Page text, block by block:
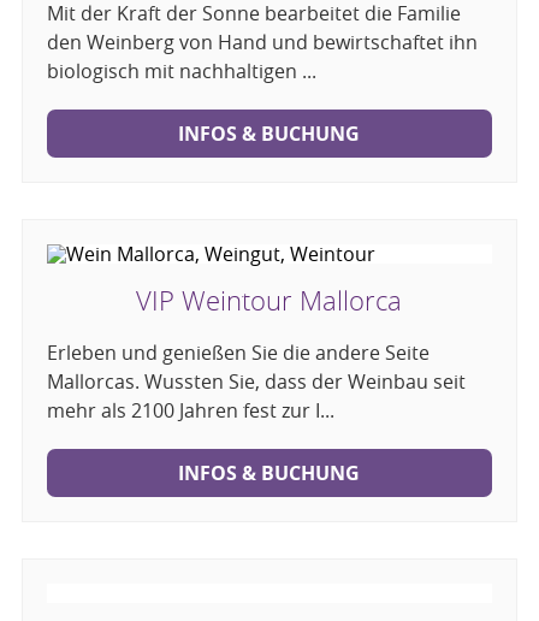
Mit der Kraft der Sonne bearbeitet die Familie
den Weinberg von Hand und bewirtschaftet ihn
biologisch mit nachhaltigen ...
INFOS & BUCHUNG
VIP Weintour Mallorca
Erleben und genießen Sie die andere Seite
Mallorcas. Wussten Sie, dass der Weinbau seit
mehr als 2100 Jahren fest zur I...
INFOS & BUCHUNG